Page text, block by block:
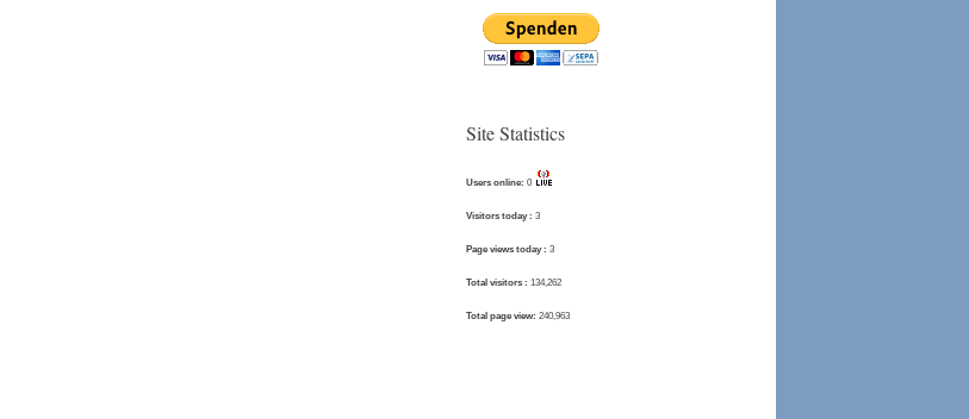
Site Statistics
Users online: 0
Visitors today : 3
Page views today : 3
Total visitors : 134,262
Total page view: 240,963